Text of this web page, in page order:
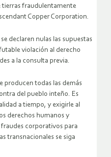
tierras fraudulentamente
Copper Corporation.
declaren nulas las supuestas
violación al derecho
a la consulta previa.
producen todas las demás
del pueblo inteño. Es
a tiempo, y exigirle al
derechos humanos y
corporativos para
transnacionales se siga